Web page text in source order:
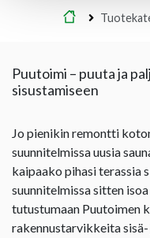
Etusivu
Puutoimi – puuta ja
sisustamiseen
Jo pienikin remontti
suunnitelmissa uusia
kaipaako pihasi terassia
suunnitelmissa sitten
tutustumaan Puutoimen
rakennustarvikkeita